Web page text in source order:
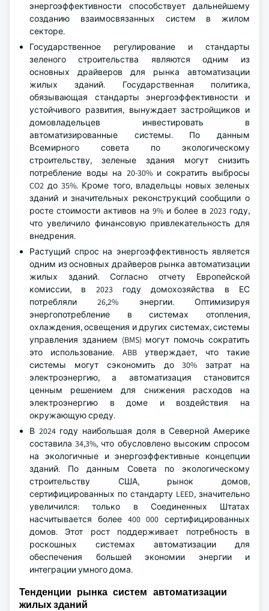
энергоэффективности способствует дальнейшему
созданию взаимосвязанных систем в жилом
секторе.
Государственное регулирование и стандарты
зеленого строительства являются одним из
основных драйверов для рынка автоматизации
жилых зданий. Государственная политика,
обязывающая стандарты энергоэффективности и
устойчивого развития, вынуждает застройщиков и
домовладельцев инвестировать в
автоматизированные системы. По данным
Всемирного совета по экологическому
строительству, зеленые здания могут снизить
потребление воды на 20-30% и сократить выбросы
CO2 до 35%. Кроме того, владельцы новых зеленых
зданий и значительных реконструкций сообщили о
росте стоимости активов на 9% и более в 2023 году,
что увеличило финансовую привлекательность для
внедрения.
Растущий спрос на энергоэффективность является
одним из основных драйверов рынка автоматизации
жилых зданий. Согласно отчету Европейской
комиссии, в 2023 году домохозяйства в ЕС
потребляли 26,2% энергии. Оптимизируя
энергопотребление в системах отопления,
охлаждения, освещения и других системах, системы
управления зданием (BMS) могут помочь сократить
это использование. ABB утверждает, что такие
системы могут сэкономить до 30% затрат на
электроэнергию, а автоматизация становится
ценным решением для снижения расходов на
электроэнергию в доме и воздействия на
окружающую среду.
В 2024 году наибольшая доля в Северной Америке
составила 34,3%, что обусловлено высоким спросом
на экологичные и энергоэффективные концепции
зданий. По данным Совета по экологическому
строительству США, рынок домов,
сертифицированных по стандарту LEED, значительно
увеличился: только в Соединенных Штатах
насчитывается более 400 000 сертифицированных
домов. Этот рост поддерживает потребность в
роскошных системах автоматизации для
обеспечения большей экономии энергии и
интеграции умного дома.
Тенденции рынка систем автоматизации
жилых зданий